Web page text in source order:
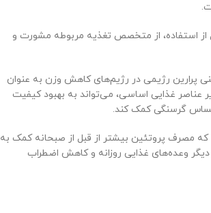
استفاده، از متخصص تغذیه مربوطه مشورت و
پرارین رژیمی در رژیم‌های کاهش وزن به عنوان
عناصر غذایی اساسی، می‌تواند به بهبود کیفیت
گرسنگی کمک کند.
مصرف پروتئین بیشتر از قبل از صبحانه کمک به
وعده‌های غذایی روزانه و کاهش اضطراب